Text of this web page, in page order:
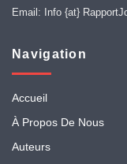
Email: Info {at}
Navigation
Accueil
À Propos De Nous
Auteurs